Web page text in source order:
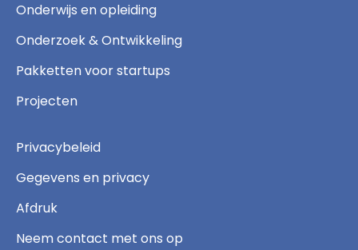
Onderwijs en opleiding
Onderzoek & Ontwikkeling
Pakketten voor startups
Projecten
Privacybeleid
Gegevens en privacy
Afdruk
Neem contact met ons op